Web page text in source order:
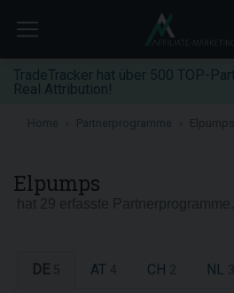
TradeTracker hat über 500 TOP-
Real Attribution!
Home Partnerprogramme
Elpumps
DE AT CH NL